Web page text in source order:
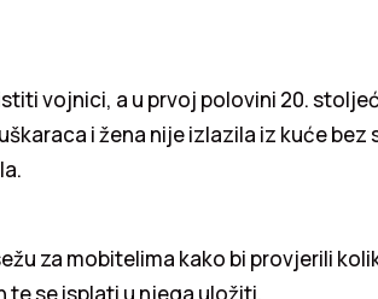
vojnici, a u prvoj polovini 20.
i žena nije izlazila iz kuće
za mobitelima kako bi provjerili